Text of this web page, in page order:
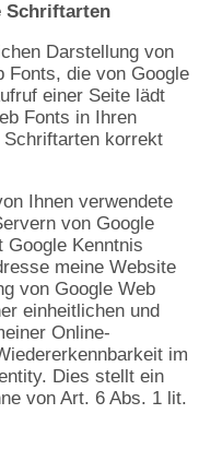
Schriftarten
Darstellung von
Fonts, die von Google
einer Seite lädt
Fonts in Ihren
Schriftarten korrekt
Ihnen verwendete
von Google
Google Kenntnis
meine Website
von Google Web
einheitlichen und
Online-
im
Dies stellt ein
von Art. 6 Abs. 1 lit.